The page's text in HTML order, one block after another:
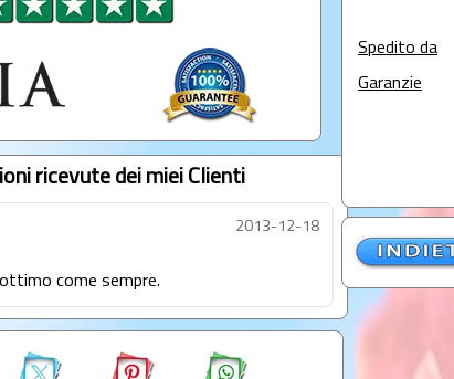
ricevute dei miei Clienti
2013-12-18
come sempre.
Spedito da
Garanzie